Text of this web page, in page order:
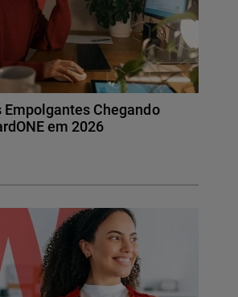
Chegando
em 2026